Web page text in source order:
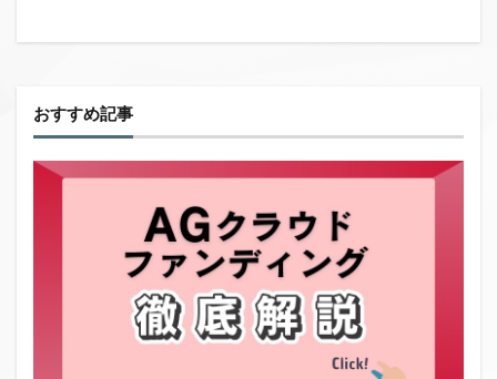
おすすめ記事